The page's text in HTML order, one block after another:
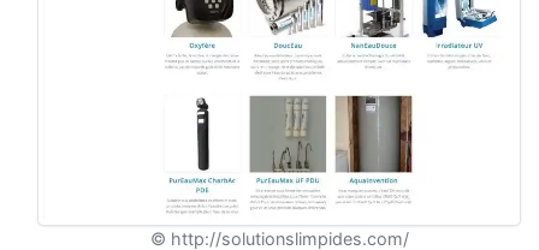
© http://solutionslimpides.com/